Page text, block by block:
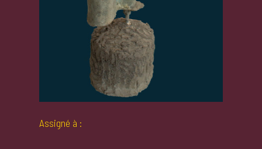
Assigné à :